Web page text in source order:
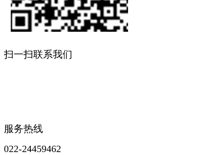
扫一扫联系我们
服务热线
022-24459462